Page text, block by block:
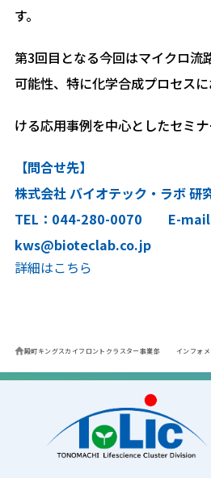
す。
第3回目となる今回はマイクロ流
可能性、特に化学合成プロセス
ける応用事例を中心としたセミナ
【問合せ先】
株式会社 バイオテック・ラボ 研
TEL：044-280-0070 E-mail
kws@bioteclab.co.jp
詳細はこちら
殿町キングスカイフロントクラスター事業部 インフォ